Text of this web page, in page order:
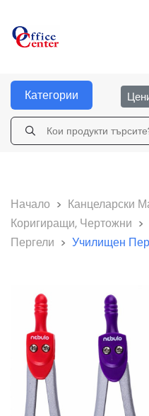
Категории
Начало > Канцеларски
Коригиращи, Чертожни >
Пергели > Училищен